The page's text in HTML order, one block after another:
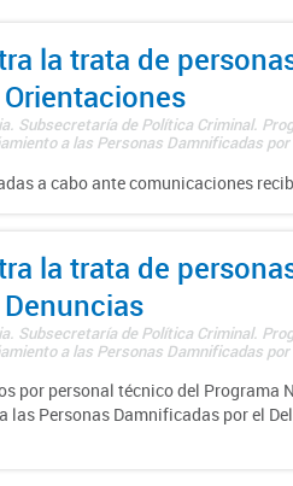
la trata de
Subsecretaría de Política Criminal.
a las Personas Damnificadas
a cabo ante comunicaciones
la trata de
Subsecretaría de Política Criminal.
a las Personas Damnificadas
por personal técnico del Programa
las Personas Damnificadas por el